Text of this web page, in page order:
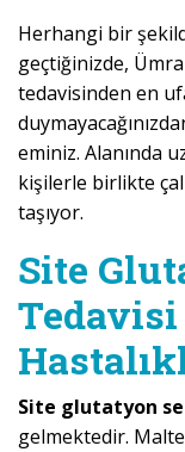
Herhangi bir
geçtiğinizde,
tedavisinden en
eminiz. Alanında
kişilerle birlikte
taşıyor.
Site
Site glutatyon
gelmektedir.